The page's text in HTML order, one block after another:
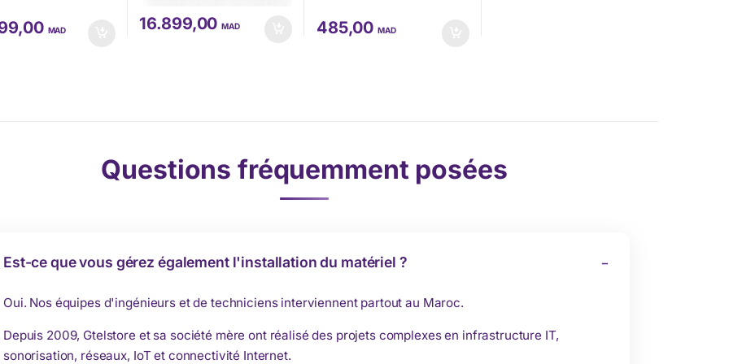
MAD 16.899,00MAD 485,00MAD
Questions fréquemment posées
Est-ce que vous gérez également l'installation du matériel ?
Oui. Nos équipes d'ingénieurs et de techniciens interviennent partout au Maroc.
Depuis 2009, Gtelstore et sa société mère ont réalisé des projets complexes en infrastructure IT,
sonorisation, réseaux, IoT et connectivité Internet.